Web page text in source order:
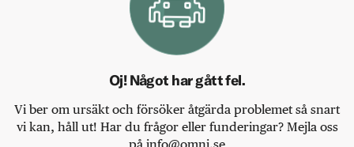
Oj! Något har gått fel.
Vi ber om ursäkt och försöker åtgärda problemet så snart
vi kan, håll ut! Har du frågor eller funderingar? Mejla oss